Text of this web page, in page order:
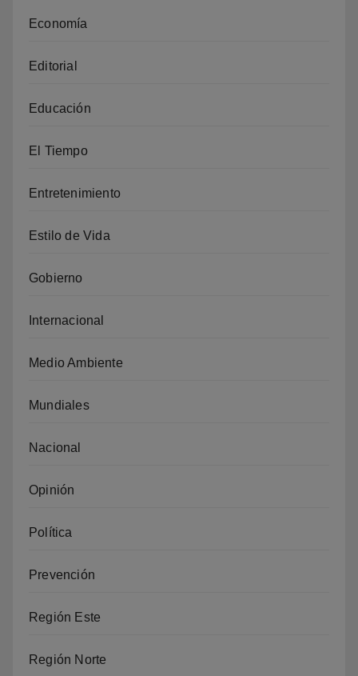
Economía
Editorial
Educación
El Tiempo
Entretenimiento
Estilo de Vida
Gobierno
Internacional
Medio Ambiente
Mundiales
Nacional
Opinión
Política
Prevención
Región Este
Región Norte